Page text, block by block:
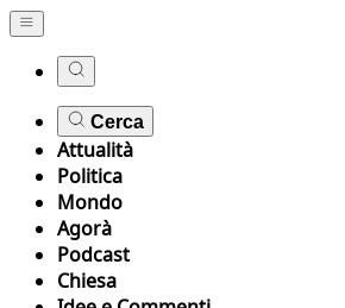
Cerca
Attualità
Politica
Mondo
Agorà
Podcast
Chiesa